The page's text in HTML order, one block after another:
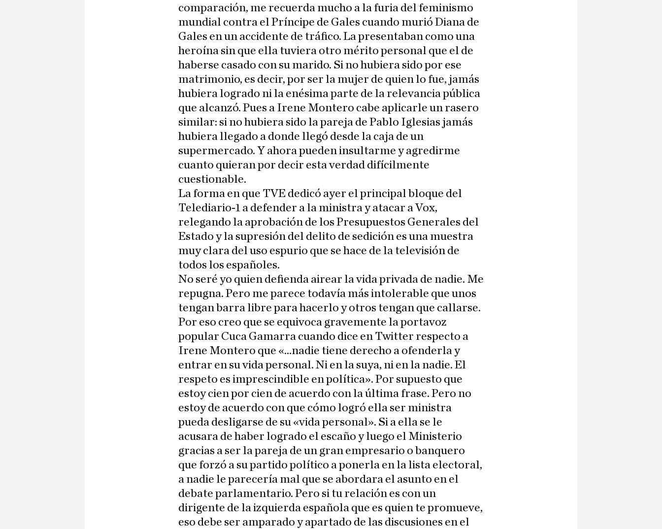
comparación, me recuerda mucho a la furia del feminismo
mundial contra el Príncipe de Gales cuando murió Diana de
Gales en un accidente de tráfico. La presentaban como una
heroína sin que ella tuviera otro mérito personal que el de
haberse casado con su marido. Si no hubiera sido por ese
matrimonio, es decir, por ser la mujer de quien lo fue, jamás
hubiera logrado ni la enésima parte de la relevancia pública
que alcanzó. Pues a Irene Montero cabe aplicarle un rasero
similar: si no hubiera sido la pareja de Pablo Iglesias jamás
hubiera llegado a donde llegó desde la caja de un
supermercado. Y ahora pueden insultarme y agredirme
cuanto quieran por decir esta verdad difícilmente
cuestionable.
La forma en que TVE dedicó ayer el principal bloque del
Telediario-1 a defender a la ministra y atacar a Vox,
relegando la aprobación de los Presupuestos Generales del
Estado y la supresión del delito de sedición es una muestra
muy clara del uso espurio que se hace de la televisión de
todos los españoles.
No seré yo quien defienda airear la vida privada de nadie. Me
repugna. Pero me parece todavía más intolerable que unos
tengan barra libre para hacerlo y otros tengan que callarse.
Por eso creo que se equivoca gravemente la portavoz
popular Cuca Gamarra cuando dice en Twitter respecto a
Irene Montero que «…nadie tiene derecho a ofenderla y
entrar en su vida personal. Ni en la suya, ni en la nadie. El
respeto es imprescindible en política». Por supuesto que
estoy cien por cien de acuerdo con la última frase. Pero no
estoy de acuerdo con que cómo logró ella ser ministra
pueda desligarse de su «vida personal». Si a ella se le
acusara de haber logrado el escaño y luego el Ministerio
gracias a ser la pareja de un gran empresario o banquero
que forzó a su partido político a ponerla en la lista electoral,
a nadie le parecería mal que se abordara el asunto en el
debate parlamentario. Pero si tu relación es con un
dirigente de la izquierda española que es quien te promueve,
eso debe ser amparado y apartado de las discusiones en el